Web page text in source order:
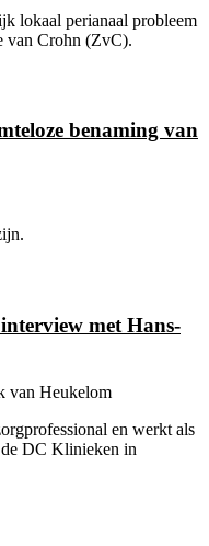
lokaal perianaal probleem
van Crohn (ZvC).
benaming van
interview met Hans-
van Heukelom
en werkt als
DC Klinieken in